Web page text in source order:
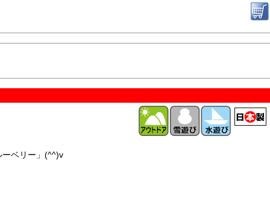
ーベリー」(^^)v